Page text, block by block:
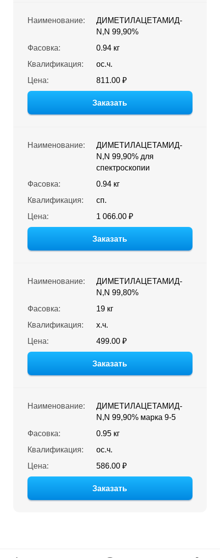
Наименование:
ДИМЕТИЛАЦЕТАМИД-
N,N 99,90%
Фасовка:
0.94 кг
Квалификация:
ос.ч.
Цена:
811.00 ₽
Заказать
Наименование:
ДИМЕТИЛАЦЕТАМИД-
N,N 99,90% для
спектроскопии
Фасовка:
0.94 кг
Квалификация:
сп.
Цена:
1 066.00 ₽
Заказать
Наименование:
ДИМЕТИЛАЦЕТАМИД-
N,N 99,80%
Фасовка:
19 кг
Квалификация:
х.ч.
Цена:
499.00 ₽
Заказать
Наименование:
ДИМЕТИЛАЦЕТАМИД-
N,N 99,90% марка 9-5
Фасовка:
0.95 кг
Квалификация:
ос.ч.
Цена:
586.00 ₽
Заказать